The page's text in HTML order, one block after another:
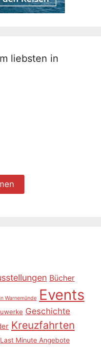
liebsten in
Bücher
Warnemünde Events
Geschichte
Kreuzfahrten
Last Minute Angebote